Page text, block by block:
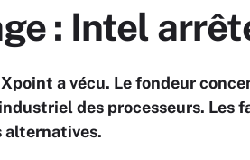
: Intel
a vécu. Le fondeur
des processeurs. Les
alternatives.